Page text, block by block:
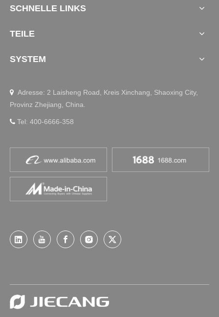
SCHNELLE LINKS
TEILE
SYSTEM
 Adresse: 2 Laisheng Road, Kreis Xinchang, Shaoxing City,
Provinz Zhejiang, China.
 Tel: 400-6666-358